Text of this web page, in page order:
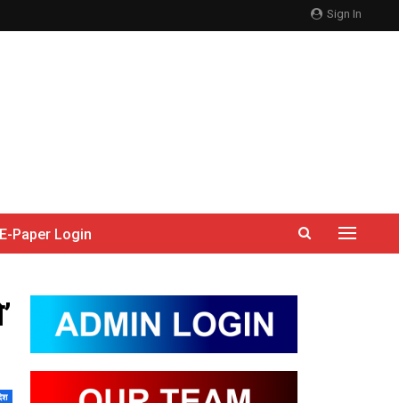
Sign In
E-Paper Login